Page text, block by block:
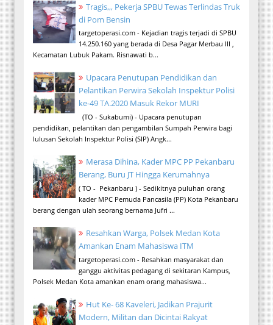
Tragis,,, Pekerja SPBU Tewas Terlindas Truk
di Pom Bensin
targetoperasi.com - Kejadian tragis terjadi di SPBU
14.250.160 yang berada di Desa Pagar Merbau III ,
Kecamatan Lubuk Pakam. Risnawati b...
Upacara Penutupan Pendidikan dan
Pelantikan Perwira Sekolah Inspektur Polisi
ke-49 TA.2020 Masuk Rekor MURI
(TO - Sukabumi) - Upacara penutupan
pendidikan, pelantikan dan pengambilan Sumpah Perwira bagi
lulusan Sekolah Inspektur Polisi (SIP) Angk...
Merasa Dihina, Kader MPC PP Pekanbaru
Berang, Buru JT Hingga Kerumahnya
( TO - Pekanbaru ) - Sedikitnya puluhan orang
kader MPC Pemuda Pancasila (PP) Kota Pekanbaru
berang dengan ulah seorang bernama Jufri ...
Resahkan Warga, Polsek Medan Kota
Amankan Enam Mahasiswa ITM
targetoperasi.com - Resahkan masyarakat dan
ganggu aktivitas pedagang di sekitaran Kampus,
Polsek Medan Kota amankan enam orang mahasiswa...
Hut Ke- 68 Kaveleri, Jadikan Prajurit
Modern, Militan dan Dicintai Rakyat